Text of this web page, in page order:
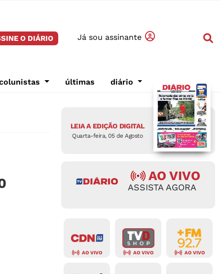
O DIÁRIO Já sou assinante
últimas diário
LEIA A EDIÇÃO DIGITAL
Quarta-feira, 05 de Agosto
AO VIVO
ASSISTA AGORA
AO VIVO AO VIVO AO VIVO